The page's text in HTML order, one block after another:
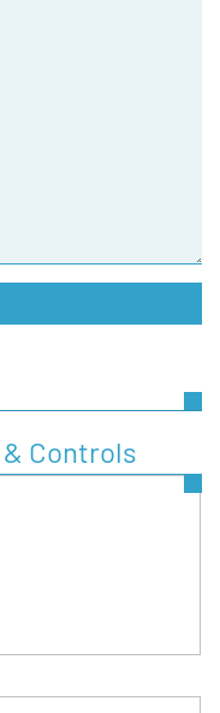
Controls